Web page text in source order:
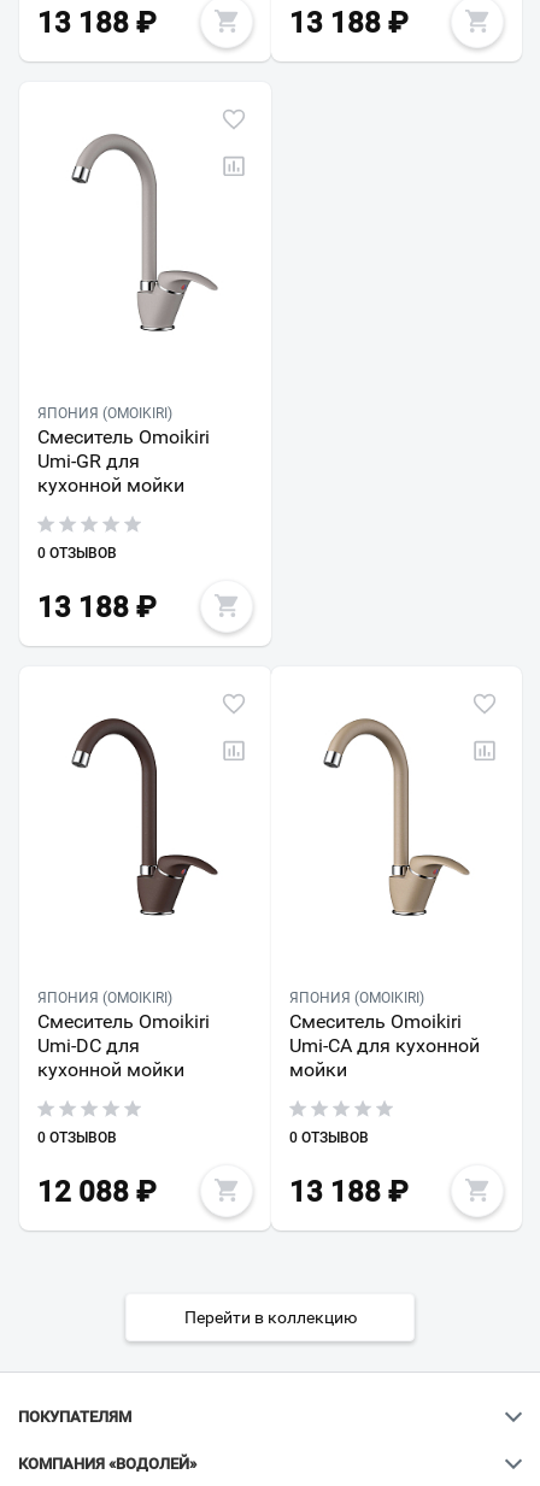
13 188 ₽ 13 188₽
ЯПОНИЯ (OMOIKIRI)
Смеситель Omoikiri
Umi-GR для
кухонной мойки
0 ОТЗЫВОВ
13 188 ₽
ЯПОНИЯ (OMOIKIRI)
Смеситель Omoikiri
Umi-DC для
кухонной мойки
0 ОТЗЫВОВ
12 088 ₽
ЯПОНИЯ (OMOIKIRI)
Смеситель Omoikiri
Umi-CA для кухонной
мойки
0 ОТЗЫВОВ
13 188₽
Перейти в коллекцию
ПОКУПАТЕЛЯМ
КОМПАНИЯ «ВОДОЛЕЙ»